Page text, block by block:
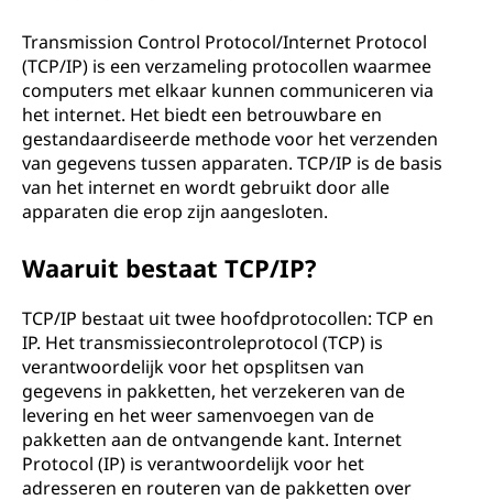
Transmission Control Protocol/Internet Protocol
(TCP/IP) is een verzameling protocollen waarmee
computers met elkaar kunnen communiceren via
het internet. Het biedt een betrouwbare en
gestandaardiseerde methode voor het verzenden
van gegevens tussen apparaten. TCP/IP is de basis
van het internet en wordt gebruikt door alle
apparaten die erop zijn aangesloten.
Waaruit bestaat TCP/IP?
TCP/IP bestaat uit twee hoofdprotocollen: TCP en
IP. Het transmissiecontroleprotocol (TCP) is
verantwoordelijk voor het opsplitsen van
gegevens in pakketten, het verzekeren van de
levering en het weer samenvoegen van de
pakketten aan de ontvangende kant. Internet
Protocol (IP) is verantwoordelijk voor het
adresseren en routeren van de pakketten over